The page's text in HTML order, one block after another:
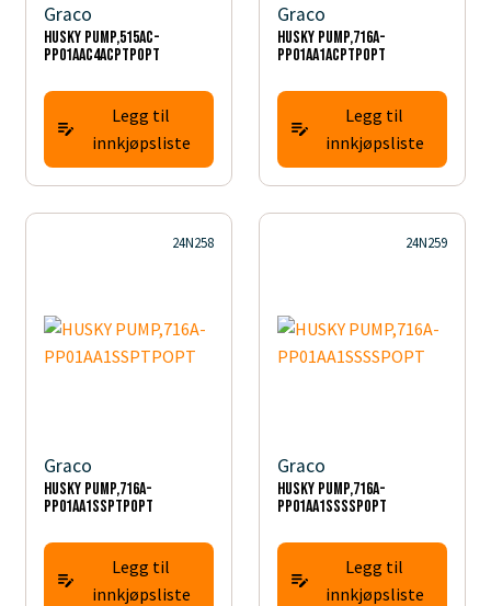
Graco
HUSKY PUMP,515AC-
PP01AAC4ACPTPOPT
Legg til
innkjøpsliste
Graco
HUSKY PUMP,716A-
PP01AA1ACPTPOPT
Legg til
innkjøpsliste
24N258
Graco
HUSKY PUMP,716A-
PP01AA1SSPTPOPT
Legg til
innkjøpsliste
24N259
Graco
HUSKY PUMP,716A-
PP01AA1SSSSPOPT
Legg til
innkjøpsliste